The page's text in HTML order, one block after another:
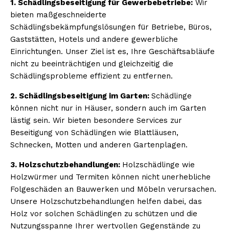
1. Schädlingsbeseitigung für Gewerbebetriebe: Wir
bieten maßgeschneiderte
Schädlingsbekämpfungslösungen für Betriebe, Büros,
Gaststätten, Hotels und andere gewerbliche
Einrichtungen. Unser Ziel ist es, Ihre Geschäftsabläufe
nicht zu beeinträchtigen und gleichzeitig die
Schädlingsprobleme effizient zu entfernen.
2. Schädlingsbeseitigung im Garten: Schädlinge
können nicht nur in Häuser, sondern auch im Garten
lästig sein. Wir bieten besondere Services zur
Beseitigung von Schädlingen wie Blattläusen,
Schnecken, Motten und anderen Gartenplagen.
3. Holzschutzbehandlungen: Holzschädlinge wie
Holzwürmer und Termiten können nicht unerhebliche
Folgeschäden an Bauwerken und Möbeln verursachen.
Unsere Holzschutzbehandlungen helfen dabei, das
Holz vor solchen Schädlingen zu schützen und die
Nutzungsspanne Ihrer wertvollen Gegenstände zu